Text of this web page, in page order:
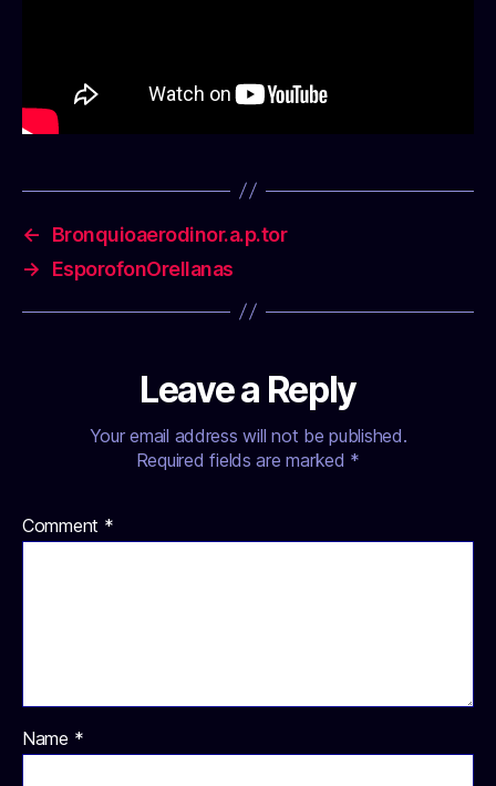
←
Bronquioaerodinor.a.p.tor
→
EsporofonOrellanas
Leave a Reply
Your email address will not be published.
Required fields are marked *
Comment *
Name *